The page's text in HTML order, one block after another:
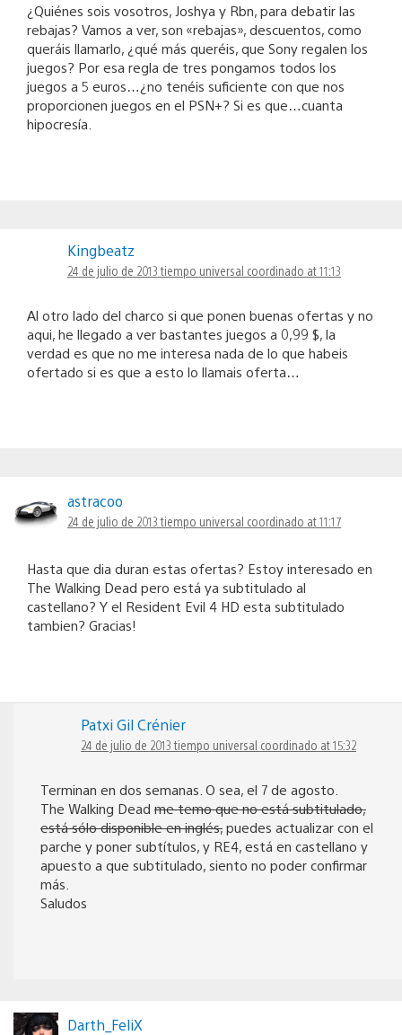
¿Quiénes sois vosotros, Joshya y Rbn, para debatir las
rebajas? Vamos a ver, son «rebajas», descuentos, como
queráis llamarlo, ¿qué más queréis, que Sony regalen los
juegos? Por esa regla de tres pongamos todos los
juegos a 5 euros…¿no tenéis suficiente con que nos
proporcionen juegos en el PSN+? Si es que…cuanta
hipocresía.
Kingbeatz
24 de julio de 2013 tiempo universal coordinado at 11:13
Al otro lado del charco si que ponen buenas ofertas y no
aqui, he llegado a ver bastantes juegos a 0,99 $, la
verdad es que no me interesa nada de lo que habeis
ofertado si es que a esto lo llamais oferta…
astracoo
24 de julio de 2013 tiempo universal coordinado at 11:17
Hasta que dia duran estas ofertas? Estoy interesado en
The Walking Dead pero está ya subtitulado al
castellano? Y el Resident Evil 4 HD esta subtitulado
tambien? Gracias!
Patxi Gil Crénier
24 de julio de 2013 tiempo universal coordinado at 15:32
Terminan en dos semanas. O sea, el 7 de agosto.
The Walking Dead me temo que no está subtitulado,
está sólo disponible en inglés, puedes actualizar con el
parche y poner subtítulos, y RE4, está en castellano y
apuesto a que subtitulado, siento no poder confirmar
más.
Saludos
Darth_FeliX